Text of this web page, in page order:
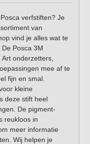
verfstiften? Je
van
vind je alles wat te
De Posca 3M
onderzetters,
mee af te
fijn en smal.
kleine
deze stift heel
De pigment-
reukloos in
meer informatie
Wij helpen je